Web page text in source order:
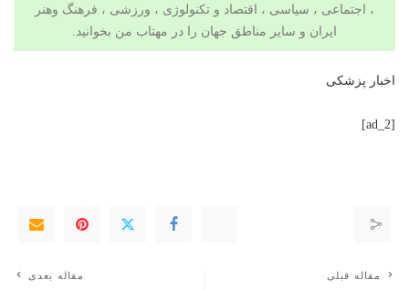
، اجتماعی ، سیاسی ، اقتصاد و تکنولوژی ، ورزشی ، فرهنگ وهنر
ایران و سایر مناطق جهان را در مهتاب من بخوانید.
اخبار پزشکی
[ad_2]
مقاله قبلی مقاله بعدی